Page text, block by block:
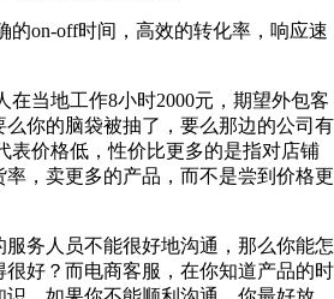
on-off时间，高效的转化率，响应速
当地工作8小时2000元，期望外包客
么你的脑袋被抽了，要么那边的公司有
表价格低，性价比更多的是指对店铺
，卖更多的产品，而不是尝到价格更
务人员不能很好地沟通，那么你能怎
好？而电商客服，在你知道产品的时